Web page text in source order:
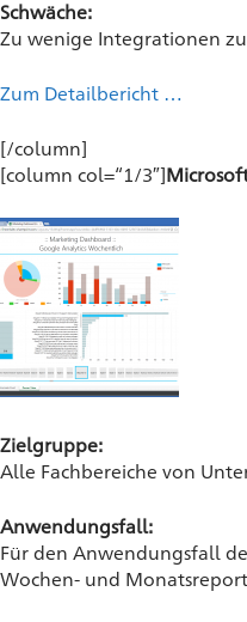
Schwäche:
Zu wenige Integrationen
Zum Detailbericht …
[/column]
[column col=“1/3″]
Zielgruppe:
Alle Fachbereiche von
Anwendungsfall:
Für den Anwendungsfall
Wochen- und